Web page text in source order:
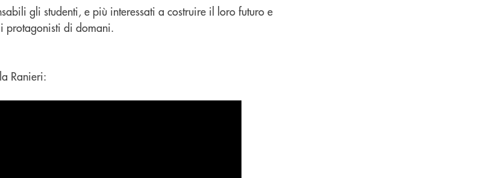
gli studenti, e più interessati a costruire il loro futuro e
protagonisti di domani.
Ranieri: